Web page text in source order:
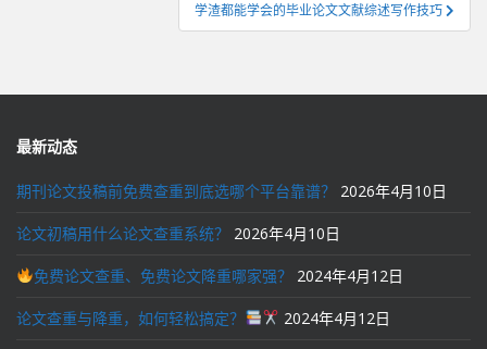
学渣都能学会的毕业论文文献综述写作技巧
最新动态
期刊论文投稿前免费查重到底选哪个平台靠谱？ 2026年4月10日
论文初稿用什么论文查重系统？ 2026年4月10日
免费论文查重、免费论文降重哪家强？ 2024年4月12日
论文查重与降重，如何轻松搞定？ 2024年4月12日